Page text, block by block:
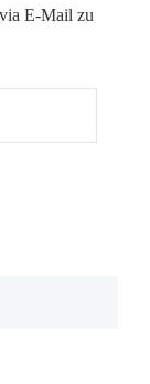
E-Mail zu